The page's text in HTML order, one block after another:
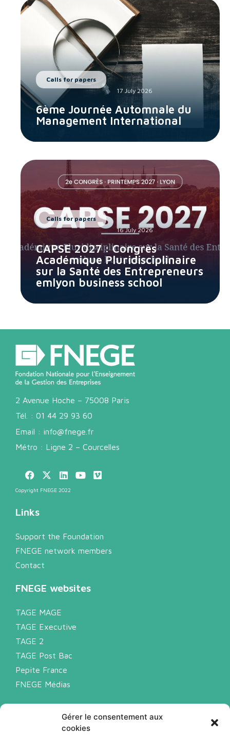
Gérer le consentement aux
cookies
Calls for papers
17 July 2026
6ème Journée Automnale du
Management International
Calls for papers
16 July 2026
CAPSE 2027 : Congrès
Académique Pluridisciplinaire
sur la Santé des Entrepreneurs
emlyon business school
2 Avenue Hoche – 75008 Paris
Tél. : 01 44 29 93 60
Email : info@fnege.fr
Métro : Ligne 2 – Courcelles
Copyright FNEGE 2022
Links
Support the Foundation
FNEGE network members
Contact
FNEGE websites
TAGE MAGE
TAGE Executive
TAGE 2
TAGE Post Bac
Pepite France
FNEGE Médias